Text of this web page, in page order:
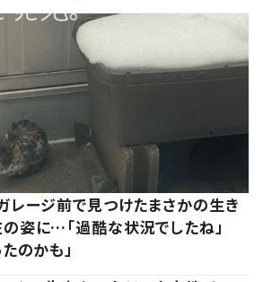
レージ前で見つけたまさかの生き
姿に…「過酷な状況でしたね」
のかも」